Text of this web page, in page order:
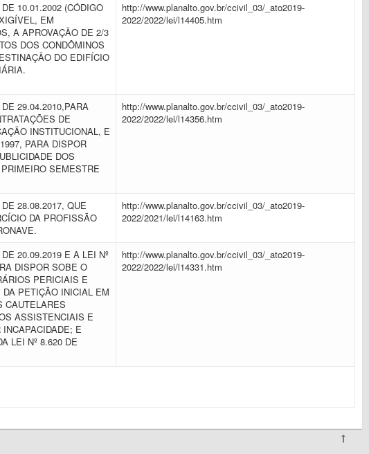
10.01.2002 (CÓDIGO
EM
A APROVAÇÃO DE 2/3
DOS CONDÔMINOS
DO EDIFÍCIO
http://www.planalto.gov.br/ccivil_03/_ato2019-
2022/2022/lei/l14405.htm
29.04.2010,PARA
DE
INSTITUCIONAL, E
PARA DISPOR
DOS
SEMESTRE
http://www.planalto.gov.br/ccivil_03/_ato2019-
2022/2022/lei/l14356.htm
28.08.2017, QUE
DA PROFISSÃO
http://www.planalto.gov.br/ccivil_03/_ato2019-
2022/2021/lei/l14163.htm
20.09.2019 E A LEI Nº
DISPOR SOBE O
PERICIAIS E
PETIÇÃO INICIAL EM
CAUTELARES
ASSISTENCIAIS E
E
LEI Nº 8.620 DE
http://www.planalto.gov.br/ccivil_03/_ato2019-
2022/2022/lei/l14331.htm